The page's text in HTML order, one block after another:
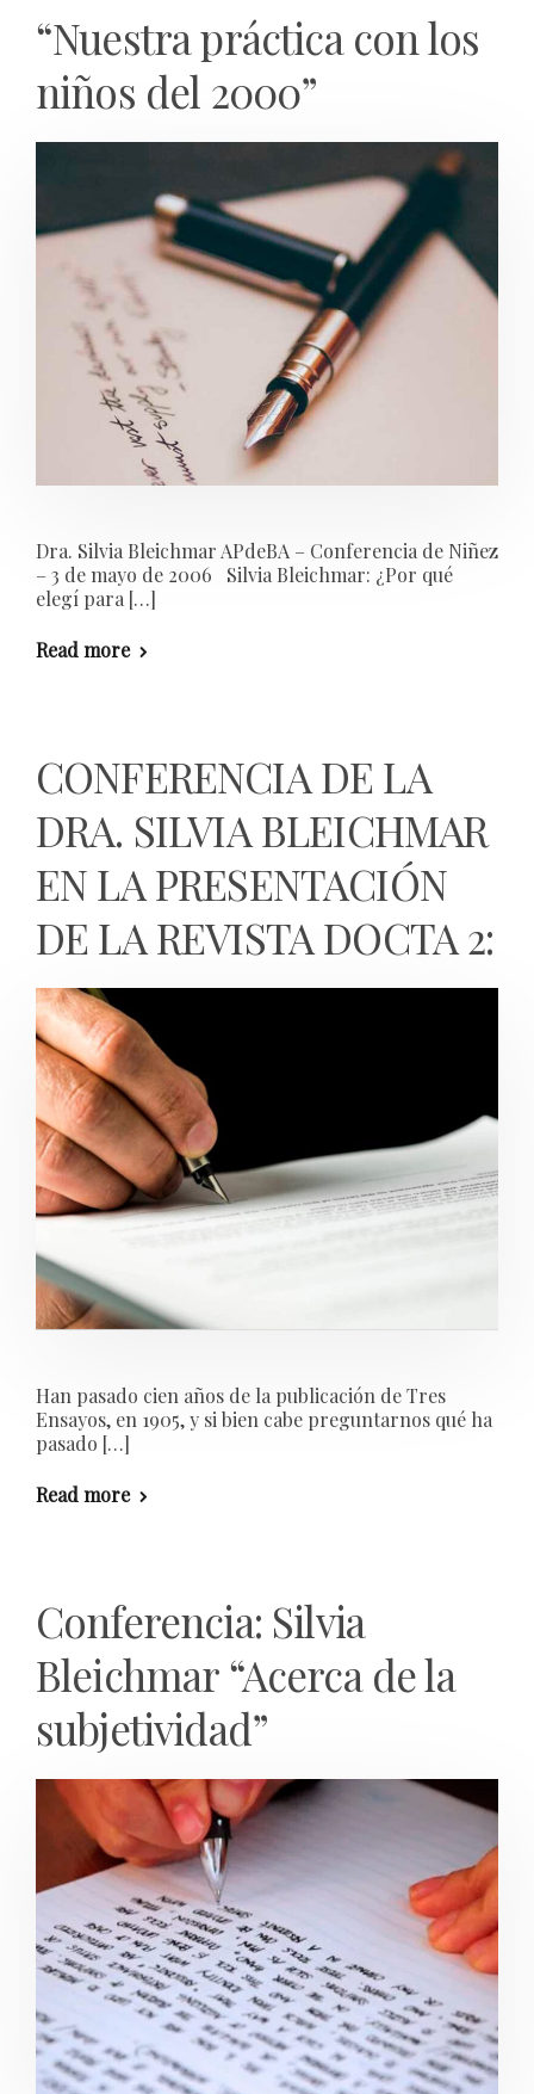
“Nuestra práctica con los
niños del 2000”
Dra. Silvia Bleichmar APdeBA – Conferencia de Niñez
– 3 de mayo de 2006 Silvia Bleichmar: ¿Por qué
elegí para […]
Read more
CONFERENCIA DE LA
DRA. SILVIA BLEICHMAR
EN LA PRESENTACIÓN
DE LA REVISTA DOCTA 2:
Han pasado cien años de la publicación de Tres
Ensayos, en 1905, y si bien cabe preguntarnos qué ha
pasado […]
Read more
Conferencia: Silvia
Bleichmar “Acerca de la
subjetividad”